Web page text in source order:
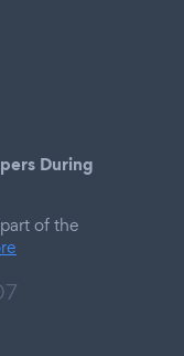
During
of the